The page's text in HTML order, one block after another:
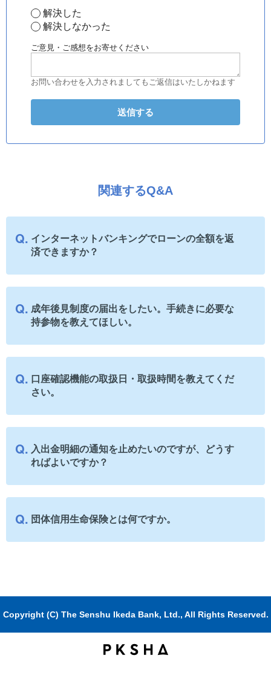
解決した
解決しなかった
ご意見・ご感想をお寄せください
お問い合わせを入力されましてもご返信はいたしかねます
関連するQ&A
インターネットバンキングでローンの全額を返
済できますか？
成年後見制度の届出をしたい。手続きに必要な
持参物を教えてほしい。
口座確認機能の取扱日・取扱時間を教えてくだ
さい。
入出金明細の通知を止めたいのですが、どうす
ればよいですか？
団体信用生命保険とは何ですか。
Copyright (C) The Senshu Ikeda Bank, Ltd., All Rights Reserved.